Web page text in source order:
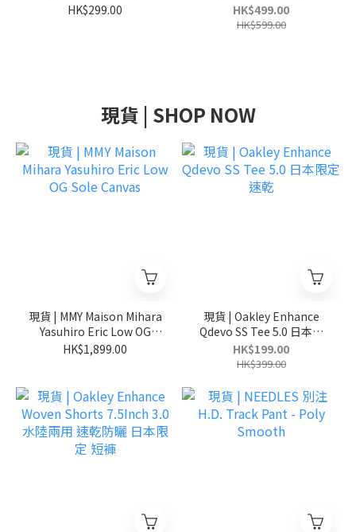
HK$299.00
HK$499.00
HK$599.00
現貨 | SHOP NOW
現貨 | MMY Maison Mihara
Yasuhiro Eric Low OG
Sole Canvas
HK$1,899.00
現貨 | Oakley Enhance
Qdevo SS Tee 5.0 日本限
定 速乾
HK$199.00
HK$399.00